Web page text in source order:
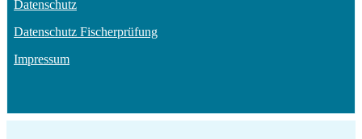
Datenschutz
Datenschutz Fischerprüfung
Impressum